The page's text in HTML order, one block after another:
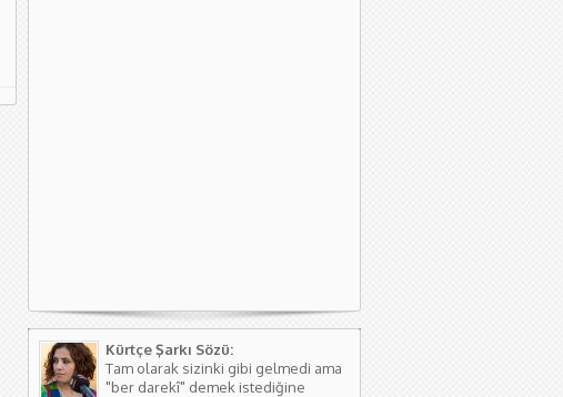
Kürtçe Şarkı Sözü:
Tam olarak sizinki gibi gelmedi ama
"ber darekî" demek istediğine